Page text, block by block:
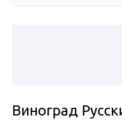
Виноград